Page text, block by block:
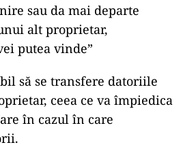
sau da mai departe
alt proprietar,
putea vinde”
să se transfere datoriile
ceea ce va împiedica
în cazul în care